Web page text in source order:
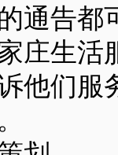
通告都
庄生活
他们服